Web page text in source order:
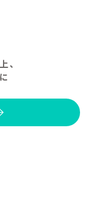
、